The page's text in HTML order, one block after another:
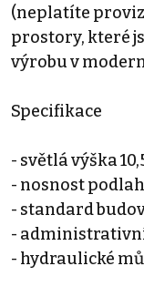
(neplatíte
prostory, které
výrobu v
Specifikace
- světlá výška
- nosnost
- standard
-
- hydraulické